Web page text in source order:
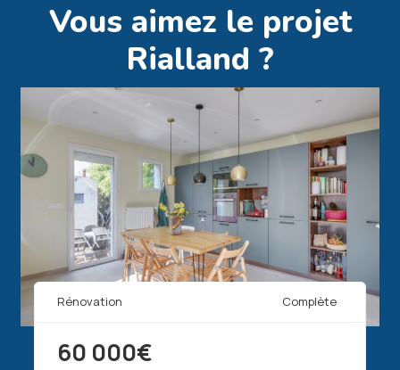
Vous aimez le projet
Rialland ?
Rénovation Complète
60 000€